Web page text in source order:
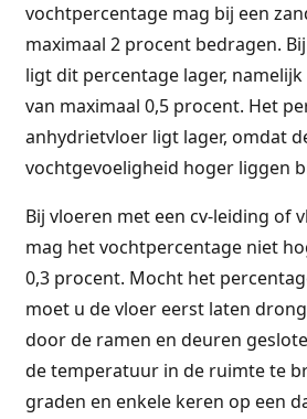
vochtpercentage mag bij een
maximaal 2 procent bedragen.
ligt dit percentage lager,
van maximaal 0,5 procent. Het
anhydrietvloer ligt lager, omdat
vochtgevoeligheid hoger liggen
Bij vloeren met een cv-leiding of
mag het vochtpercentage niet
0,3 procent. Mocht het
moet u de vloer eerst laten
door de ramen en deuren
de temperatuur in de ruimte te
graden en enkele keren op een